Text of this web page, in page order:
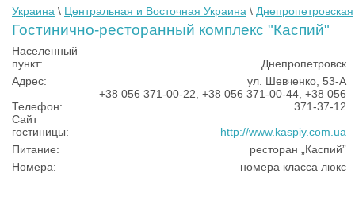
Украина \ Центральная и Восточная Украина \ Днепропетровская
Гостинично-ресторанный комплекс "Каспий"
Населенный
пункт:
Днепропетровск
Адрес:
ул. Шевченко, 53-А
Телефон:
+38 056 371-00-22, +38 056 371-00-44, +38 056
371-37-12
Сайт
гостиницы:
http://www.kaspiy.com.ua
Питание:
ресторан „Каспий”
Номера:
номера класса люкс